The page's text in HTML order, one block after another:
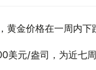
黄金价格在一周内下
元/盎司，为近七周